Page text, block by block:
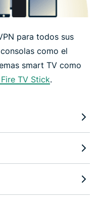
para todos sus
como el
smart TV como
TV Stick.